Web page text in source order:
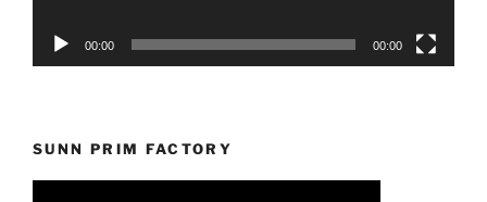
00:00 00:00
SUNN PRIM FACTORY